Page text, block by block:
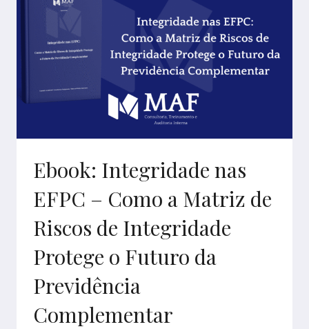
Ebook: Integridade nas
EFPC – Como a Matriz de
Riscos de Integridade
Protege o Futuro da
Previdência
Complementar